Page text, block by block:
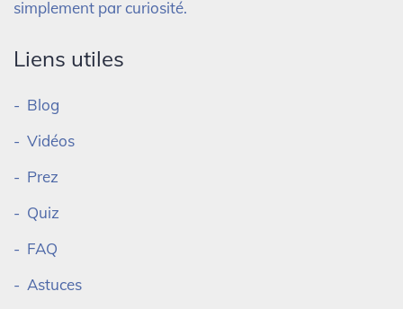
simplement par curiosité.
Liens utiles
Blog
Vidéos
Prez
Quiz
FAQ
Astuces